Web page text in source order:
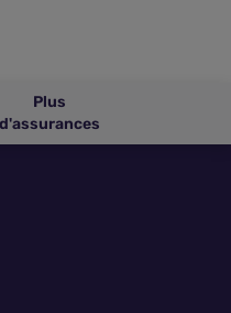
Plus
d'assurances